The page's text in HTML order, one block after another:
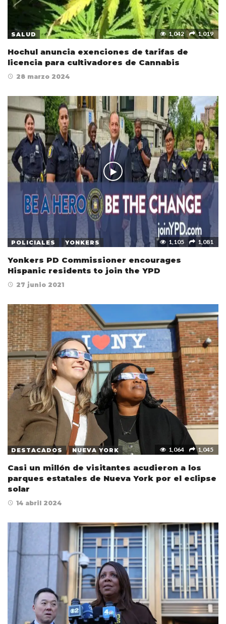
SALUD 1,042 1,019
Hochul anuncia exenciones de tarifas de
licencia para cultivadores de Cannabis
28 marzo 2024
POLICIALES YONKERS 1,105 1,081
Yonkers PD Commissioner encourages
Hispanic residents to join the YPD
27 junio 2021
DESTACADOS NUEVA YORK 1,064 1,045
Casi un millón de visitantes acudieron a los
parques estatales de Nueva York por el eclipse
solar
14 abril 2024